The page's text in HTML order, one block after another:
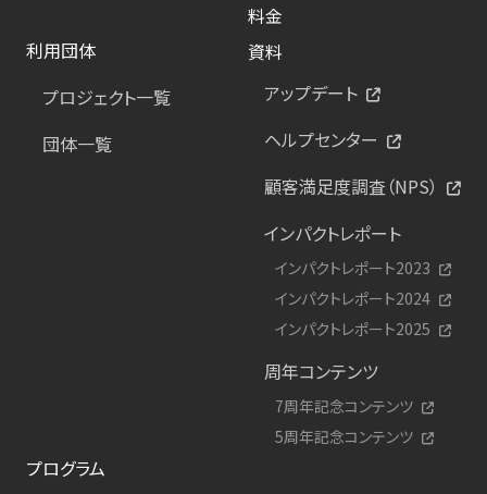
料金
利用団体
プロジェクト一覧
団体一覧
資料
アップデート
ヘルプセンター
顧客満足度調査（NPS）
インパクトレポート
インパクトレポート2023
インパクトレポート2024
インパクトレポート2025
周年コンテンツ
7周年記念コンテンツ
5周年記念コンテンツ
プログラム